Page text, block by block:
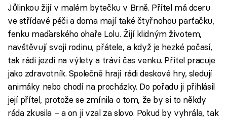
Jůlinkou žijí v malém bytečku v Brně. Přítel má dceru
ve střídavé péči a doma mají také čtyřnohou parťačku,
fenku maďarského ohaře Lolu. Žijí klidným životem,
navštěvují svoji rodinu, přátele, a když je hezké počasí,
tak rádi jezdí na výlety a tráví čas venku. Přítel pracuje
jako zdravotník. Společně hrají rádi deskové hry, sledují
animáky nebo chodí na procházky. Do pořadu ji přihlásil
její přítel, protože se zmínila o tom, že by si to někdy
ráda zkusila – a on ji vzal za slovo. Pokud by vyhrála, tak